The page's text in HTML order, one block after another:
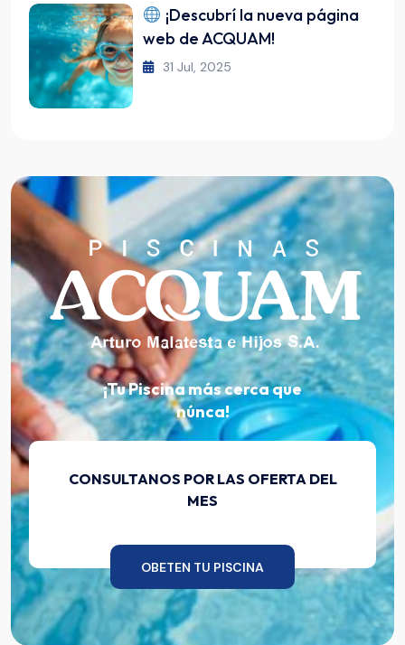
¡Descubrí la nueva página
web de ACQUAM!
31 Jul, 2025
¡Tu Piscina más cerca que
núnca!
CONSULTANOS POR LAS OFERTA DEL
MES
OBETEN TU PISCINA